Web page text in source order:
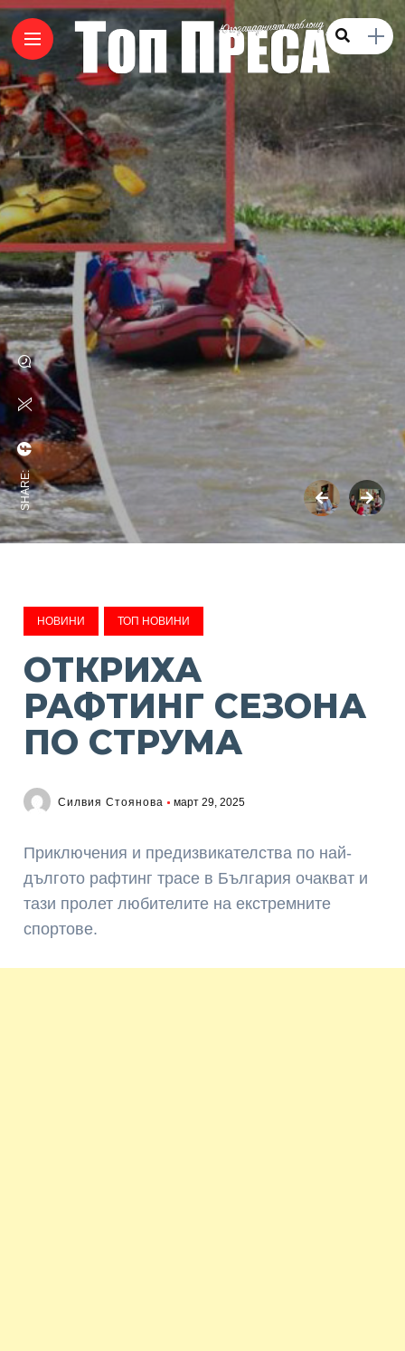
SHARE:
НОВИНИ ТОП НОВИНИ
ОТКРИХА
РАФТИНГ СЕЗОНА
ПО СТРУМА
Силвия Стоянова март 29, 2025
Приключения и предизвикателства по най-
дългото рафтинг трасе в България очакват и
тази пролет любителите на екстремните
спортове.